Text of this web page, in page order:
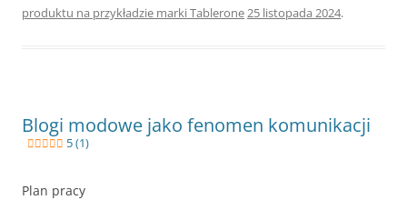
produktu na przykładzie marki Tablerone25 listopada 2024.
Blogi modowe jako fenomen komunikacji
5 (1)
Plan pracy